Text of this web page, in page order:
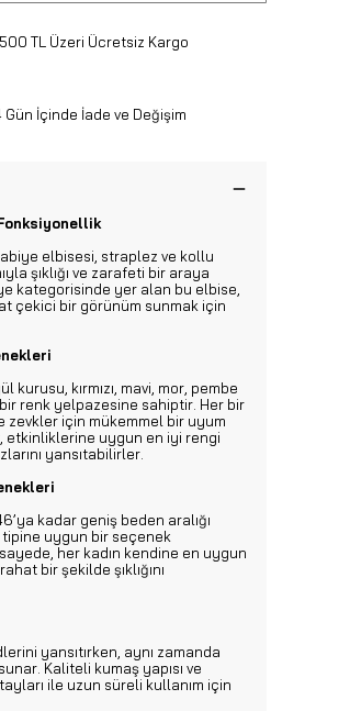
TL Üzeri Ücretsiz Kargo
Gün İçinde İade ve Değişim
abiye elbisesi, straplez ve kollu
şıklığı ve zarafeti bir araya
kategorisinde yer alan bu elbise,
çekici bir görünüm sunmak için
kurusu, kırmızı, mavi, mor, pembe
renk yelpazesine sahiptir. Her bir
zevkler için mükemmel bir uyum
etkinliklerine uygun en iyi rengi
yansıtabilirler.
kadar geniş beden aralığı
uygun bir seçenek
her kadın kendine en uygun
bir şekilde şıklığını
yansıtırken, aynı zamanda
Kaliteli kumaş yapısı ve
ile uzun süreli kullanım için